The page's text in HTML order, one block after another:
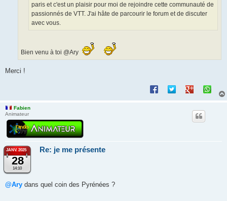
paris et c'est un plaisir pour moi de rejoindre cette communauté de
passionnés de VTT. J'ai hâte de parcourir le forum et de discuter
avec vous.
Bien venu à toi @Ary
Merci !
Fabien
Animateur
JANV. 2025
28
14:10
Re: je me présente
@Ary dans quel coin des Pyrénées ?